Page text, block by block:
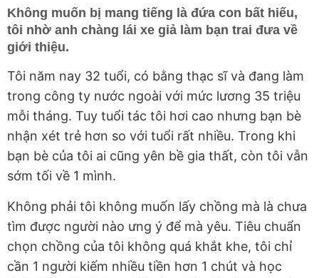
Không muốn bị mang tiếng là đứa con bất hiếu,
tôi nhờ anh chàng lái xe giả làm bạn trai đưa về
giới thiệu.
Tôi năm nay 32 tuổi, có bằng thạc sĩ và đang làm
trong công ty nước ngoài với mức lương 35 triệu
mỗi tháng. Tuy tuổi tác tôi hơi cao nhưng bạn bè
nhận xét trẻ hơn so với tuổi rất nhiều. Trong khi
bạn bè của tôi ai cũng yên bề gia thất, còn tôi vẫn
sớm tối về 1 mình.
Không phải tôi không muốn lấy chồng mà là chưa
tìm được người nào ưng ý để mà yêu. Tiêu chuẩn
chọn chồng của tôi không quá khắt khe, tôi chỉ
cần 1 người kiếm nhiều tiền hơn 1 chút và học